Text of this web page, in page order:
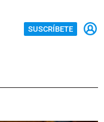
SUSCRÍBETE